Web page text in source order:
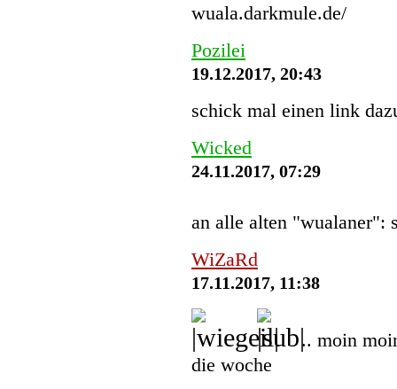
wuala.darkmule.de/
Pozilei
19.12.2017, 20:43
schick mal einen link
Wicked
24.11.2017, 07:29
an alle alten "wualaner":
WiZaRd
17.11.2017, 11:38
.. moin
die woche